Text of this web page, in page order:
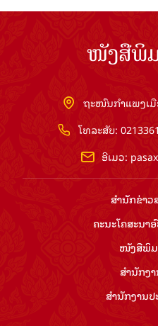
ໜັງສືພິ
ຖະໜົນກຳແພງເ
ໂທລະສັບ:
ອີເມວ:
ສຳ​ນັກ​ຂ່າ
ຄະນະໂຄສະນ
ໜັງສືພິມ
ສຳ​ນັກ​ງ
ສຳ​ນັກ​ງານ​